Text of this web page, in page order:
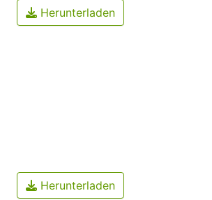
Herunterladen
Herunterladen